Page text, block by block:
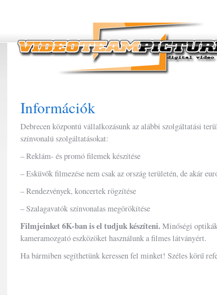
Információk
Debrecen központú vállalkozásunk az alábbi szolgáltatási
színvonalú szolgáltatásokat:
– Reklám- és promó filemek készítése
– Esküvők filmezése nem csak az ország területén, de akár
– Rendezvények, koncertek rögzítése
– Szalagavatók színvonalas megörökítése
Filmjeinket 6K-ban is el tudjuk készíteni.Minőségi
kameramozgató eszközöket használunk a filmes látványért.
Ha bármiben segíthetünk keressen fel minket! Széles körű